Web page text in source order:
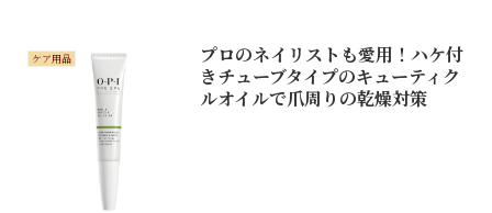
ケア用品
プロのネイリストも愛用！ハケ付
きチューブタイプのキューティク
ルオイルで爪周りの乾燥対策